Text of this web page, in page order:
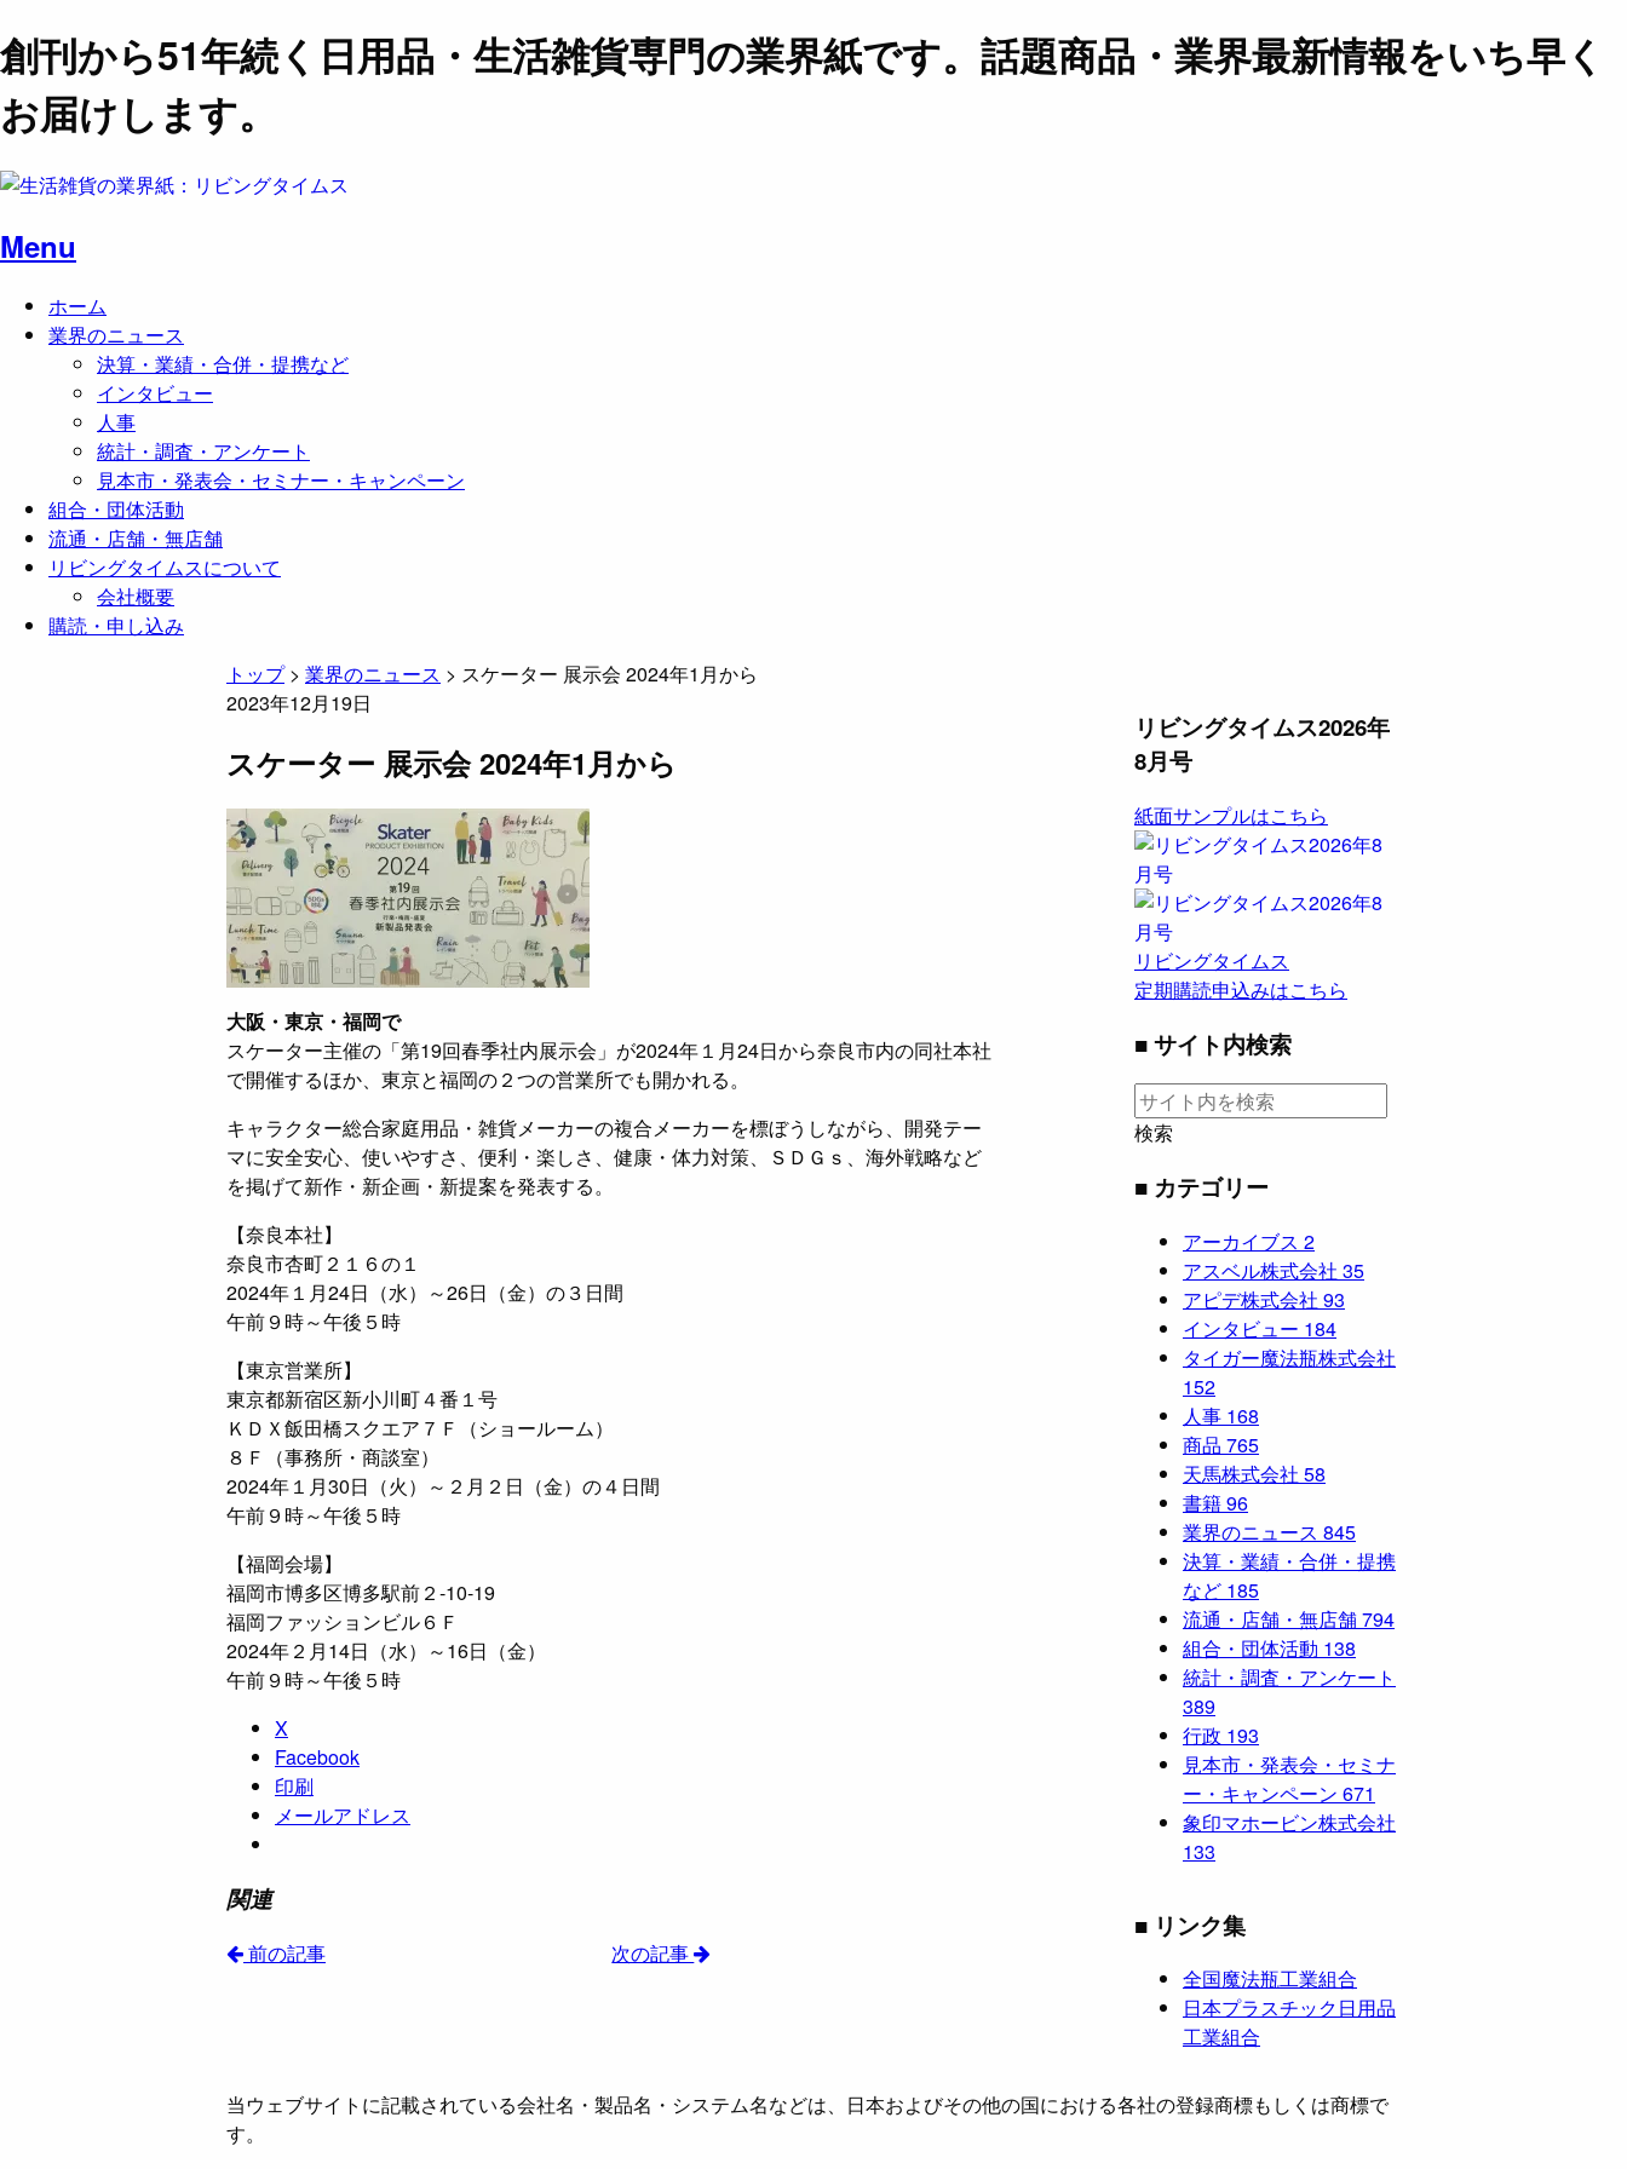
創刊から51年続く日用品・生活雑貨専門の業界紙です。話題商品・業界最新情報をいち早く
お届けします。
Menu
ホーム
業界のニュース
決算・業績・合併・提携など
インタビュー
人事
統計・調査・アンケート
見本市・発表会・セミナー・キャンペーン
組合・団体活動
流通・店舗・無店舗
リビングタイムスについて
会社概要
購読・申し込み
トップ> 業界のニュース > スケーター 展示会 2024年1月から
2023年12月19日
スケーター 展示会 2024年1月から
大阪・東京・福岡で
スケーター主催の「第19回春季社内展示会」が2024年１月24日から奈良市内の同社本社
で開催するほか、東京と福岡の２つの営業所でも開かれる。
キャラクター総合家庭用品・雑貨メーカーの複合メーカーを標ぼうしながら、開発テー
マに安全安心、使いやすさ、便利・楽しさ、健康・体力対策、ＳＤＧｓ、海外戦略など
を掲げて新作・新企画・新提案を発表する。
【奈良本社】
奈良市杏町２１６の１
2024年１月24日（水）～26日（金）の３日間
午前９時～午後５時
【東京営業所】
東京都新宿区新小川町４番１号
ＫＤＸ飯田橋スクエア７Ｆ（ショールーム）
８Ｆ（事務所・商談室）
2024年１月30日（火）～２月２日（金）の４日間
午前９時～午後５時
【福岡会場】
福岡市博多区博多駅前２‐10‐19
福岡ファッションビル６Ｆ
2024年２月14日（水）～16日（金）
午前９時～午後５時
X
Facebook
印刷
メールアドレス
関連
前の記事 次の記事
リビングタイムス2026年
8月号
紙面サンプルはこちら
リビングタイムス
定期購読申込みはこちら
■ サイト内検索
検索
■ カテゴリー
アーカイブス 2
アスベル株式会社 35
アピデ株式会社 93
インタビュー 184
タイガー魔法瓶株式会社
152
人事 168
商品 765
天馬株式会社 58
書籍96
業界のニュース 845
決算・業績・合併・提携
など 185
流通・店舗・無店舗794
組合・団体活動 138
統計・調査・アンケート
389
行政 193
見本市・発表会・セミナ
ー・キャンペーン 671
象印マホービン株式会社
133
■ リンク集
全国魔法瓶工業組合
日本プラスチック日用品
工業組合
当ウェブサイトに記載されている会社名・製品名・システム名などは、日本およびその他の国における各社の登録商標もしくは商標で
す。